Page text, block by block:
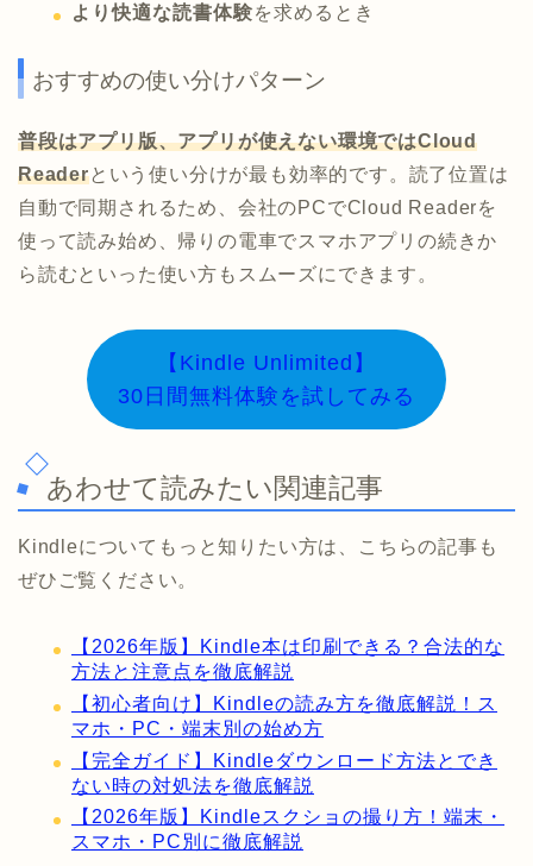
より快適な読書体験を求めるとき
おすすめの使い分けパターン
普段はアプリ版、アプリが使えない環境ではCloud
Readerという使い分けが最も効率的です。読了位置は
自動で同期されるため、会社のPCでCloud Readerを
使って読み始め、帰りの電車でスマホアプリの続きか
ら読むといった使い方もスムーズにできます。
【Kindle Unlimited】
30日間無料体験を試してみる
あわせて読みたい関連記事
Kindleについてもっと知りたい方は、こちらの記事も
ぜひご覧ください。
【2026年版】Kindle本は印刷できる？合法的な
方法と注意点を徹底解説
【初心者向け】Kindleの読み方を徹底解説！ス
マホ・PC・端末別の始め方
【完全ガイド】Kindleダウンロード方法とでき
ない時の対処法を徹底解説
【2026年版】Kindleスクショの撮り方！端末・
スマホ・PC別に徹底解説